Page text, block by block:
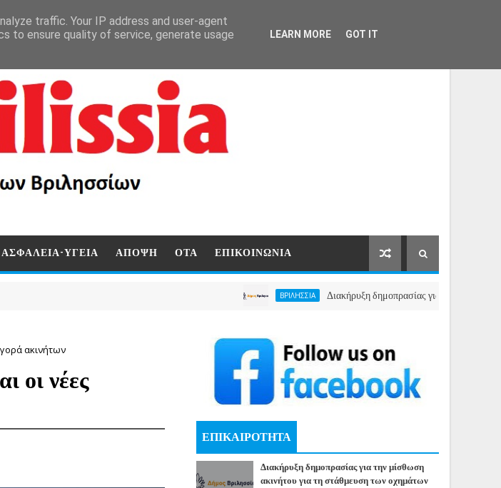
ΑΣΦΑΛΕΙΑ-ΥΓΕΙΑ ΑΠΟΨΗ ΟΤΑ ΕΠΙΚΟΙΝΩΝΙΑ
ΒΡΙΛΗΣΣΙΑ Διακήρυξη δημοπρασίας για την μίσθωση
ακινήτων
οι νέες
ΕΠΙΚΑΙΡΟΤΗΤΑ
Διακήρυξη δημοπρασίας για την μίσθωση
ακινήτου για τη στάθμευση των οχημάτων
traffic. Your IP address and user-agent
to ensure quality of service, generate usage
LEARN MORE GOT IT